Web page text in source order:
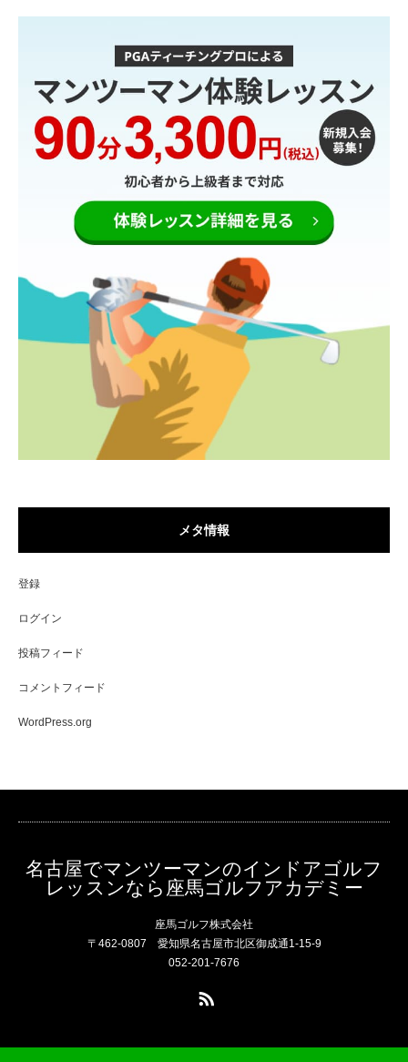
メタ情報
登録
ログイン
投稿フィード
コメントフィード
WordPress.org
名古屋でマンツーマンのインドアゴルフ
レッスンなら座馬ゴルフアカデミー
座馬ゴルフ株式会社
〒462-0807 愛知県名古屋市北区御成通1-15-9
052-201-7676